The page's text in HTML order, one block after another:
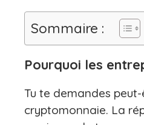
Sommaire :
Pourquoi les
Tu te demandes
cryptomonnaie. La